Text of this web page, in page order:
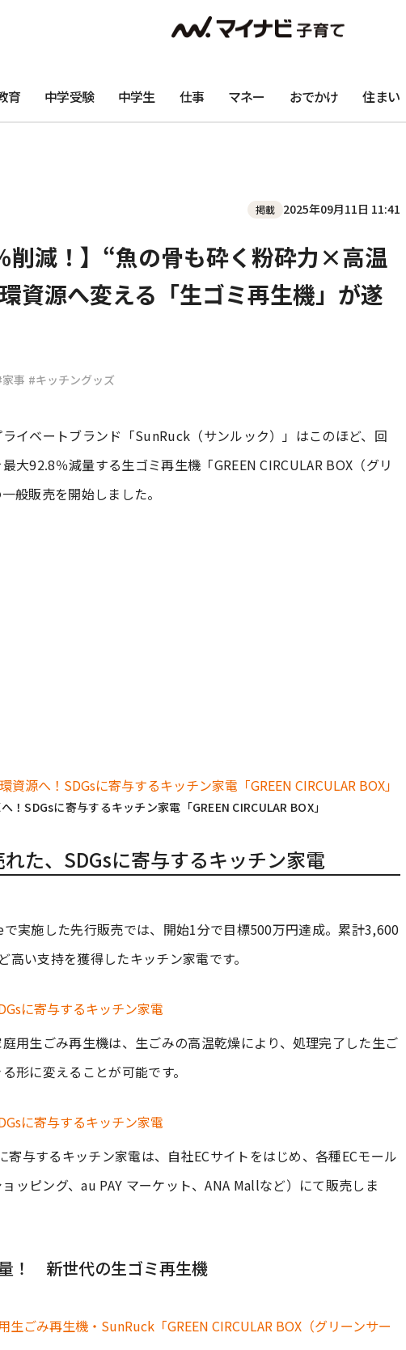
育 中学受験 中学生 仕事 マネー おでかけ 住まい
掲載 2025年09月11日 11:41
削減！】“魚の骨も砕く粉砕力×高温
資源へ変える「生ゴミ再生機」が遂
事 #キッチングッズ
イベートブランド「SunRuck（サンルック）」はこのほど、回
92.8％減量する生ゴミ再生機「GREEN CIRCULAR BOX（グリ
般販売を開始しました。
SDGsに寄与するキッチン家電「GREEN CIRCULAR BOX」
た、SDGsに寄与するキッチン家電
実施した先行販売では、開始1分で目標500万円達成。累計3,600
い支持を獲得したキッチン家電です。
用生ごみ再生機は、生ごみの高温乾燥により、処理完了した生ご
形に変えることが可能です。
寄与するキッチン家電は、自社ECサイトをはじめ、各種ECモール
ッピング、au PAY マーケット、ANA Mallなど）にて販売しま
！ 新世代の生ゴミ再生機